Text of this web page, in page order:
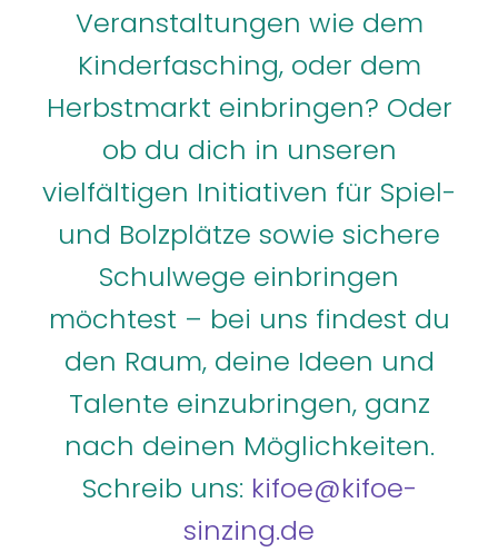
Veranstaltungen wie dem
Kinderfasching, oder dem
Herbstmarkt einbringen? Oder
ob du dich in unseren
vielfältigen Initiativen für Spiel-
und Bolzplätze sowie sichere
Schulwege einbringen
möchtest – bei uns findest du
den Raum, deine Ideen und
Talente einzubringen, ganz
nach deinen Möglichkeiten.
Schreib uns: kifoe@kifoe-
sinzing.de